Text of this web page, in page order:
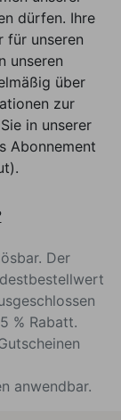
dürfen. Ihre
für unseren
unseren
über
zur
in unserer
Abonnement
Der
% Rabatt.
anwendbar.